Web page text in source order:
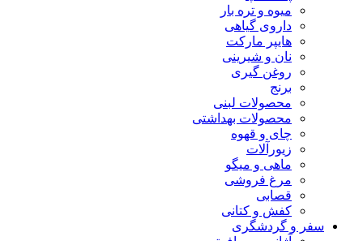
میوه و تره بار
داروی گیاهی
هایپر مارکت
نان و شیرینی
روغن گیری
برنج
محصولات لبنی
محصولات بهداشتی
چای و قهوه
زیورآلات
ماهی و میگو
مرغ فروشی
قصابی
کفش و کتانی
سفر و گردشگری